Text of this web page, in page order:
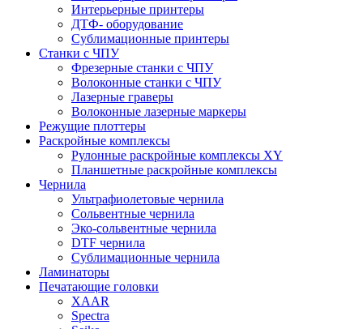
Интерьерные принтеры
ДТФ- оборудование
Сублимационные принтеры
Станки с ЧПУ
Фрезерные станки с ЧПУ
Волоконные станки с ЧПУ
Лазерные граверы
Волоконные лазерные маркеры
Режущие плоттеры
Раскройные комплексы
Рулонные раскройные комплексы XY
Планшетные раскройные комплексы
Чернила
Ультрафиолетовые чернила
Сольвентные чернила
Эко-сольвентные чернила
DTF чернила
Сублимационные чернила
Ламинаторы
Печатающие головки
XAAR
Spectra